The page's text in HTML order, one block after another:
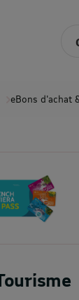
eBons d'achat